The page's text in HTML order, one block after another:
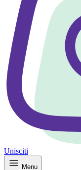
Unisciti
Menu